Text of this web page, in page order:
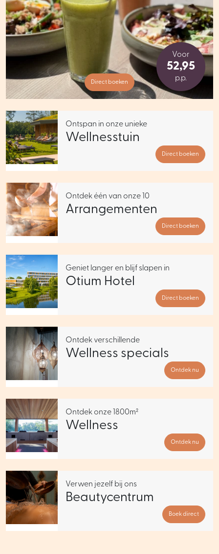
Voor
52,95
p.p.
Direct boeken
Ontspan in onze unieke
Wellnesstuin
Direct boeken
Ontdek één van onze 10
Arrangementen
Direct boeken
Geniet langer en blijf slapen in
Otium Hotel
Direct boeken
Ontdek verschillende
Wellness specials
Ontdek nu
Ontdek onze 1800m²
Wellness
Ontdek nu
Verwen jezelf bij ons
Beautycentrum
Boek direct